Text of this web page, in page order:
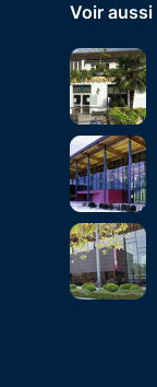
Voir aussi